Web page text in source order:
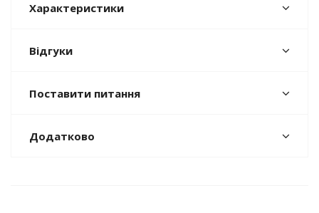
Характеристики
Відгуки
Поставити питання
Додатково